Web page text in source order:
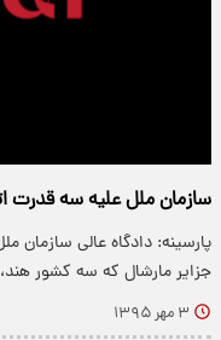
سازمان ملل علیه سه قدرت
پارسینه: دادگاه عالی سازمان
جزایر مارشال که سه کشور
۳ مهر ۱۳۹۵